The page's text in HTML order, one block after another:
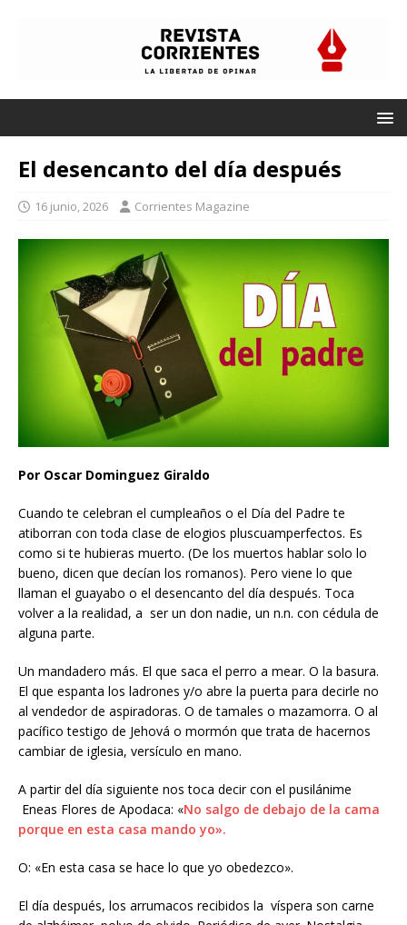
El desencanto del día después
16 junio, 2026 Corrientes Magazine
Por Oscar Dominguez Giraldo
Cuando te celebran el cumpleaños o el Día del Padre te
atiborran con toda clase de elogios pluscuamperfectos. Es
como si te hubieras muerto. (De los muertos hablar solo lo
bueno, dicen que decían los romanos). Pero viene lo que
llaman el guayabo o el desencanto del día después. Toca
volver a la realidad, a ser un don nadie, un n.n. con cédula de
alguna parte.
Un mandadero más. El que saca el perro a mear. O la basura.
El que espanta los ladrones y/o abre la puerta para decirle no
al vendedor de aspiradoras. O de tamales o mazamorra. O al
pacífico testigo de Jehová o mormón que trata de hacernos
cambiar de iglesia, versículo en mano.
A partir del día siguiente nos toca decir con el pusilánime
Eneas Flores de Apodaca: «No salgo de debajo de la cama
porque en esta casa mando yo».
O: «En esta casa se hace lo que yo obedezco».
El día después, los arrumacos recibidos la víspera son carne